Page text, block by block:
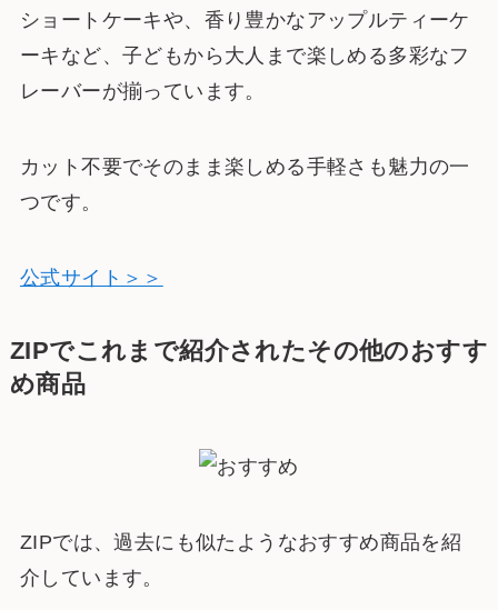
ショートケーキや、香り豊かなアップルティーケ
ーキなど、子どもから大人まで楽しめる多彩なフ
レーバーが揃っています。
カット不要でそのまま楽しめる手軽さも魅力の一
つです。
公式サイト＞＞
ZIPでこれまで紹介されたその他のおすす
め商品
ZIPでは、過去にも似たようなおすすめ商品を紹
介しています。